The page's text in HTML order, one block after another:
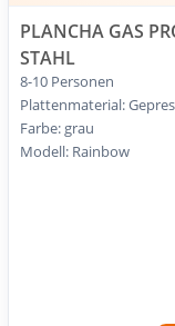
PLANCHA GAS
STAHL
8-10 Personen
Plattenmaterial:
Farbe: grau
Modell: Rainbow